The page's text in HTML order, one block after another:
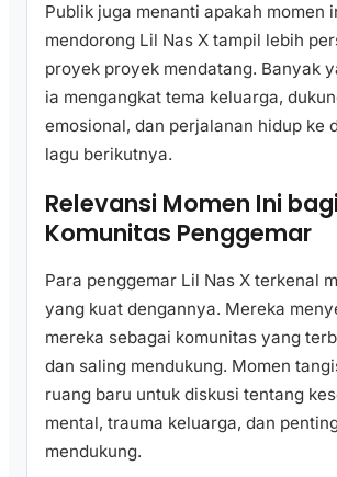
Publik juga menanti apakah momen
mendorong Lil Nas X tampil lebih
proyek proyek mendatang. Banyak
ia mengangkat tema keluarga,
emosional, dan perjalanan hidup ke
lagu berikutnya.
Relevansi Momen Ini bagi
Komunitas Penggemar
Para penggemar Lil Nas X terkenal
yang kuat dengannya. Mereka
mereka sebagai komunitas yang
dan saling mendukung. Momen
ruang baru untuk diskusi tentang
mental, trauma keluarga, dan
mendukung.